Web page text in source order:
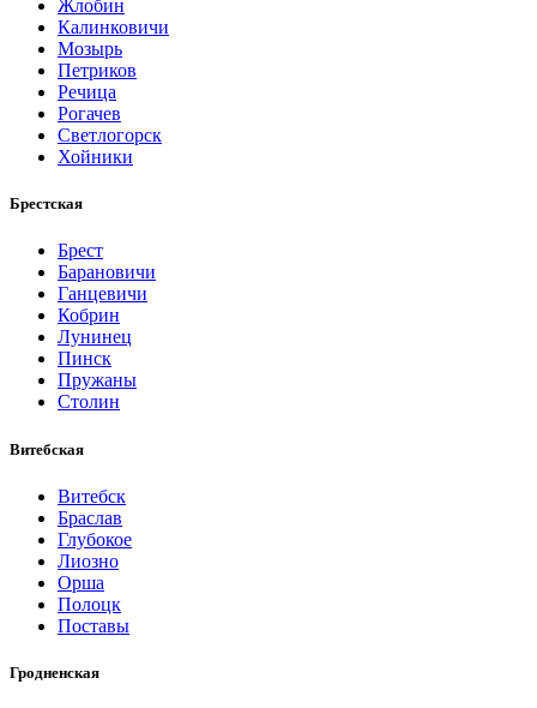
Жлобин
Калинковичи
Мозырь
Петриков
Речица
Рогачев
Светлогорск
Хойники
Брестская
Брест
Барановичи
Ганцевичи
Кобрин
Лунинец
Пинск
Пружаны
Столин
Витебская
Витебск
Браслав
Глубокое
Лиозно
Орша
Полоцк
Поставы
Гродненская